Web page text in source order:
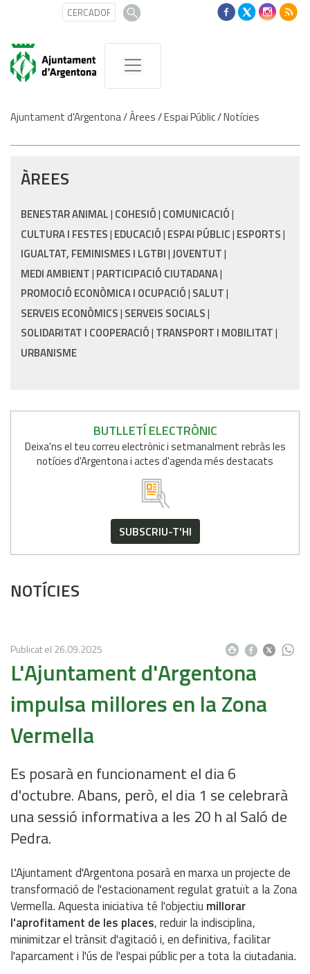
Ajuntament d'Argentona/Àrees/Espai Públic/Notícies
ÀREES
BENESTAR ANIMAL COHESIÓ COMUNICACIÓ
CULTURA I FESTES EDUCACIÓ ESPAI PÚBLIC ESPORTS
IGUALTAT, FEMINISMES I LGTBI JOVENTUT
MEDI AMBIENT PARTICIPACIÓ CIUTADANA
PROMOCIÓ ECONÒMICA I OCUPACIÓ SALUT
SERVEIS ECONÒMICS SERVEIS SOCIALS
SOLIDARITAT I COOPERACIÓ TRANSPORT I MOBILITAT
URBANISME
BUTLLETÍ ELECTRÒNIC
Deixa'ns el teu correu electrònic i setmanalment rebràs les
notícies d'Argentona i actes d'agenda més destacats
SUBSCRIU-T'HI
NOTÍCIES
Publicat el 26.09.2025
L'Ajuntament d'Argentona
impulsa millores en la Zona
Vermella
Es posarà en funcionament el dia 6
d'octubre. Abans, però, el dia 1 se celebrarà
una sessió informativa a les 20 h al Saló de
Pedra.
L'Ajuntament d'Argentona posarà en marxa un projecte de
transformació de l'estacionament regulat gratuït a la Zona
Vermella. Aquesta iniciativa té l'objectiu millorar
l'aprofitament de les places, reduir la indisciplina,
minimitzar el trànsit d'agitació i, en definitiva, facilitar
l'aparcament i l'ús de l'espai públic per a tota la ciutadania.